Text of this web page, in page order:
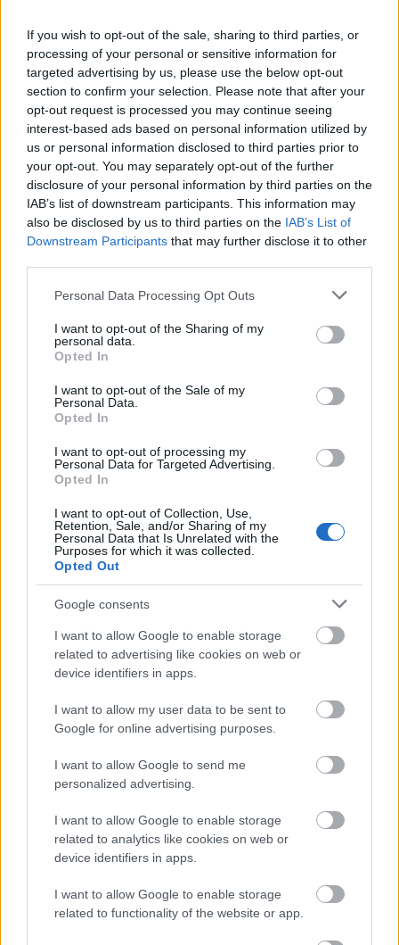
If you wish to opt-out of the sale, sharing to third parties, or
processing of your personal or sensitive information for
targeted advertising by us, please use the below opt-out
section to confirm your selection. Please note that after your
opt-out request is processed you may continue seeing
interest-based ads based on personal information utilized by
us or personal information disclosed to third parties prior to
your opt-out. You may separately opt-out of the further
disclosure of your personal information by third parties on the
IAB’s list of downstream participants. This information may
also be disclosed by us to third parties on the IAB’s List of
Downstream Participants that may further disclose it to other
Please note that this website/app uses one or more Google
not limited to your visit or usage behaviour. You may click to
grant or deny consent to Google and its third-party tags to
use your data for below specified purposes in below Google
consent section.
Personal Data Processing Opt Outs
I want to opt-out of the Sharing of my
personal data.
Opted In
I want to opt-out of the Sale of my
Personal Data.
Opted In
I want to opt-out of processing my
Personal Data for Targeted Advertising.
Opted In
I want to opt-out of Collection, Use,
Retention, Sale, and/or Sharing of my
Personal Data that Is Unrelated with the
Purposes for which it was collected.
Opted Out
Google consents
I want to allow Google to enable storage
related to advertising like cookies on web or
device identifiers in apps.
I want to allow my user data to be sent to
Google for online advertising purposes.
I want to allow Google to send me
personalized advertising.
I want to allow Google to enable storage
related to analytics like cookies on web or
device identifiers in apps.
I want to allow Google to enable storage
related to functionality of the website or app.
Ferencz Győző,a SZIMA ügyvezető elnöke
hangsúlyozta, hogy az eredeti tervektől eltérő,
alacsonyabb színvonalú rendezvényt nem akartak
tartani. Kifogásolta, hogy mivel az elutasításban
indoklás nem szerepelt, nem tudhatják, az NKA
miért nem tartotta támogatásra érdemesnek a
rendezvényt. Hozzátette, hogy a fesztivál
elmaradása nem befolyásolja az akadémia és az
építészeti központ együttműködését, a jövőben
rendeznek majd közös programokat.
A sajtótájékoztatón elhangzott, hogy az NKA illetékes
kollégiumai a Fuga éves képzőművészeti és
komolyzenei programjait sem tartotta támogatásra
érdemesnek, ami ellehetetleníti az építészeti központ
működését. Nagy Bálint megjegyezte: a fenntartó
Budapesti Építész Kamara mérlegelni fogja, hogy a
jelen helyzetben fenn akarja-e tartani az intézményt.
Hozzátette: amennyiben a kamara támogatni tudja
az építészeti központot, akkor továbbra is folytatják
tevékenységüket, emellett "más anyagi
Nagy Bálinthangsúlyozta: októberben terveik
szerint megtartják az Építészet hónapját, februárra
kortárs képzőművészeti kiállítással készülnek,
emellett irodalmi, színházi és filmes eseményeket is
szerveznek, ha meg tudják oldani a finanszírozást.
Makk Károlyfilmrendező, a SZIMA elnöke
döntéseket, amelyek bizonytalanságban tartják a
kulturális élet szereplőit. Az elnök szerint a kialakult
helyzetet csak párbeszéd útján lehetne rendezni az
Emberi Erőforrások Minisztériumának illetékeseivel.
L. Simon László,
az NKA alelnöke az MTI-hez szerdán eljuttatott
közleményében hangsúlyozta, az alap működése teljes egészében
pályázatok száma pedig magas, évente tízezernél is több. "Felelősen
gondolkodó pályázó ezért nem építheti projektjét kizárólag az NKA-tól
remélt forrásra, főleg nem egy első alkalommal induló esemény kapcsán.